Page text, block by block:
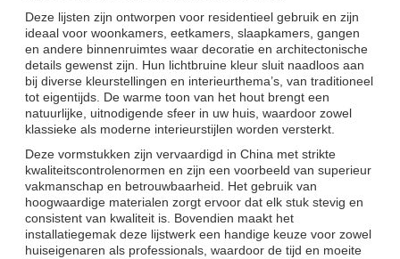
Deze lijsten zijn ontworpen voor residentieel gebruik en zijn
ideaal voor woonkamers, eetkamers, slaapkamers, gangen
en andere binnenruimtes waar decoratie en architectonische
details gewenst zijn. Hun lichtbruine kleur sluit naadloos aan
bij diverse kleurstellingen en interieurthema’s, van traditioneel
tot eigentijds. De warme toon van het hout brengt een
natuurlijke, uitnodigende sfeer in uw huis, waardoor zowel
klassieke als moderne interieurstijlen worden versterkt.
Deze vormstukken zijn vervaardigd in China met strikte
kwaliteitscontrolenormen en zijn een voorbeeld van superieur
vakmanschap en betrouwbaarheid. Het gebruik van
hoogwaardige materialen zorgt ervoor dat elk stuk stevig en
consistent van kwaliteit is. Bovendien maakt het
installatiegemak deze lijstwerk een handige keuze voor zowel
huiseigenaren als professionals, waardoor de tijd en moeite